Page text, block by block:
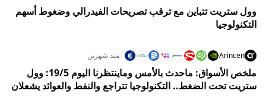
وول ستريت تتباين مع ترقب تصريحات الفيدرالي وضغوط أسهم
التكنولوجيا
Arincen منذ شهرين
ملخص الأسواق: ماحدث بالأمس وماينتظرنا اليوم 19/5: وول
ستريت تحت الضغط.. التكنولوجيا تتراجع والنفط والعوائد يشعلان